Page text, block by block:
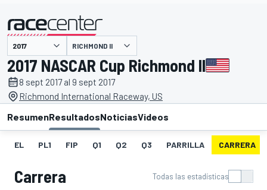
presentado por RICHMOND II
2017 NASCAR Cup Richmond II
8 sept 2017 al 9 sept 2017
Richmond International Raceway, US
ResumenResultadosNoticiasVideos
EL PL1 FIP Q1 Q2 Q3 PARRILLA CARRERA
Carrera Todas las estadísticas